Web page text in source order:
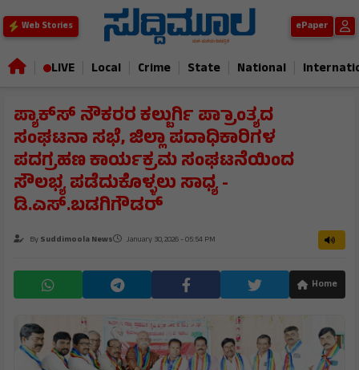
Web Stories ePaper
LIVE Local Crime State National
ಪ್ಯಾಕ್‌ಸ್‌ ನೌಕರರ ಕಲ್ಬುರ್ಗಿ ಪ್ರಾಾಂತ್ಯದ
ಸಂಘಟನಾ ಸಭೆ, ಜಿಲ್ಲಾ ಪದಾಧಿಕಾರಿಗಳ
ಪದಗ್ರಹಣ ಕಾರ್ಯಕ್ರಮ ಸಂಘಟನೆಯಿಂದ
ಸೌಲಭ್ಯ ಪಡೆದುಕೊಳ್ಳಲು ಸಾಧ್ಯ -
ಡಿ.ಎಸ್.ಬಡಗಿಗೌಡರ್
BySuddimoola News January 30, 2026 - 05:54 PM
Home